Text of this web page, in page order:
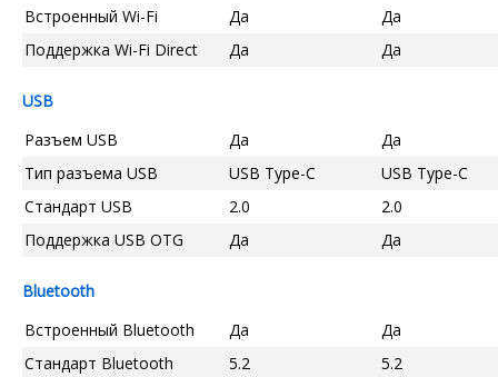
Встроенный Wi-Fi
Да
Да
Поддержка Wi-Fi Direct
Да Да
USB
Разъем USB
Да
Да
Тип разъема USB
USB Type-C
USB Type-C
Стандарт USB
2.0
2.0
Поддержка USB OTG
Да Да
Bluetooth
Встроенный Bluetooth
Да
Да
Стандарт Bluetooth
5.2 5.2